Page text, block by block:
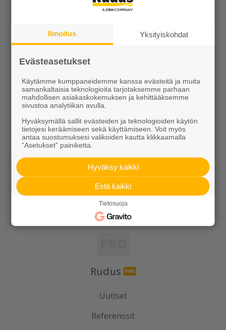
Kiviainekset
Betoni
Kaivot ja putket
Infraelementit
Porraselementit
Julkisivuelementit
Elpo-hormit
Louhinta, murskaus, esirakentaminen
Kierrätys
Rudus
Uutiset
Referenssit
Ilmoitus Yksityiskohdat
Evästeasetukset
Käytämme kumppaneidemme kanssa evästeitä ja muita
samankaltaisia teknologioita tarjotaksemme parhaan
mahdollisen asiakaskokemuksen ja kehittääksemme
sivustoa analytiikan avulla.
Hyväksymällä sallit evästeiden ja teknologioiden käytön
tietojesi keräämiseen sekä käyttämiseen. Voit myös
antaa suostumuksesi valikoiden kautta klikkaamalla
“Asetukset” painiketta.
Hyväksy kaikki
Estä kaikki
Tietosuoja